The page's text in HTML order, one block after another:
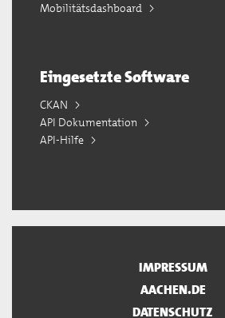
Mobilitätsdashboard
Eingesetzte Software
CKAN
API Dokumentation
API-Hilfe
IMPRESSUM
AACHEN.DE
DATENSCHUTZ